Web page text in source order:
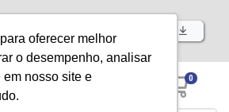
oferecer melhor
o desempenho, analisar
nosso site e
Baixe já nosso APP
0